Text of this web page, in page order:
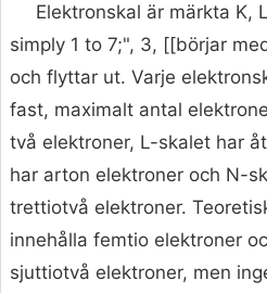
Elektronskal är märkta K,
simply 1 to 7;", 3, [[börjar
och flyttar ut. Varje
fast, maximalt antal
två elektroner, L-skalet har
har arton elektroner och N-
trettiotvå elektroner.
innehålla femtio elektroner
sjuttiotvå elektroner, men